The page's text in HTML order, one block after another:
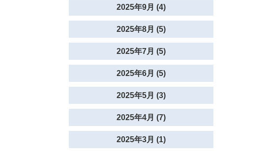
2025年9月 (4)
2025年8月 (5)
2025年7月 (5)
2025年6月 (5)
2025年5月 (3)
2025年4月 (7)
2025年3月 (1)